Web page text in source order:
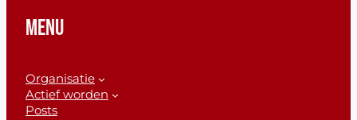
MENU
Organisatie
Actief worden
Posts